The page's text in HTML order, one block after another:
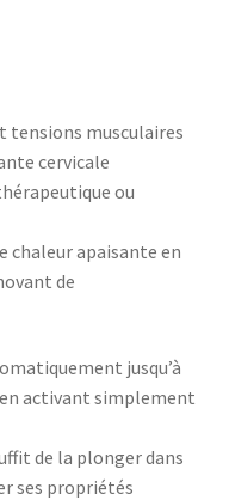
tensions musculaires
cervicale
ou
chaleur apaisante en
de
jusqu’à
activant simplement
de la plonger dans
ses propriétés